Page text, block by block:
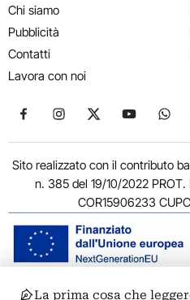
Chi siamo
Pubblicità
Contatti
Lavora con noi
Seguici su Facebook
Seguici su Instagram
Seguici su X
Seguici su
Sito realizzato con il contributo
n. 385 del 19/10/2022
COR15906233
La prima cosa che